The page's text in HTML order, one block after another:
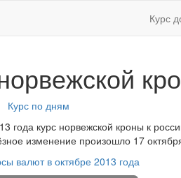
Курс
Курс по дням
года курс норвежской кроны к
изменение произошло 17
валют в октябре 2013 года